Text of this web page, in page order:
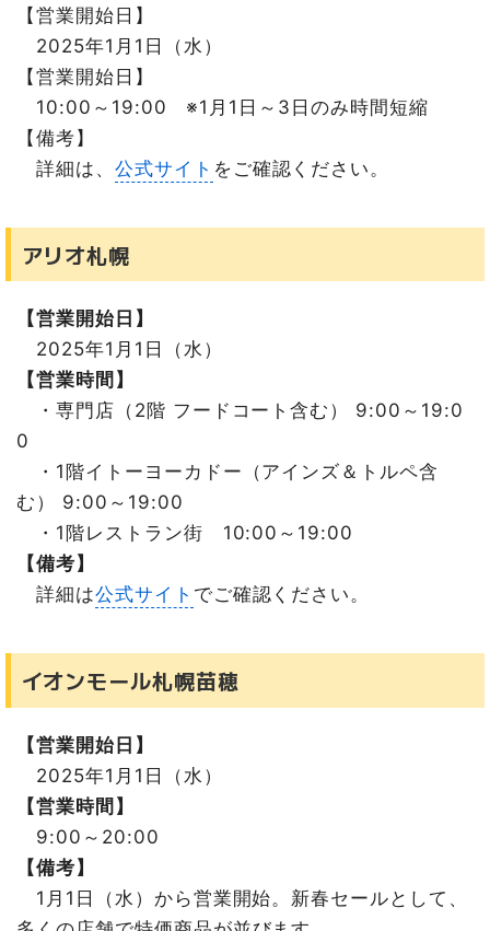
【営業開始日】
2025年1月1日（水）
【営業開始日】
10:00～19:00 ※1月1日～3日のみ時間短縮
【備考】
詳細は、 公式サイト をご確認ください。
アリオ札幌
【営業開始日】
2025年1月1日（水）
【営業時間】
・専門店（2階 フードコート含む） 9:00～19:0
0
・1階イトーヨーカドー（アインズ＆トルペ含
む） 9:00～19:00
・1階レストラン街 10:00～19:00
【備考】
詳細は公式サイト でご確認ください。
イオンモール札幌苗穂
【営業開始日】
2025年1月1日（水）
【営業時間】
9:00～20:00
【備考】
1月1日（水）から営業開始。新春セールとして、